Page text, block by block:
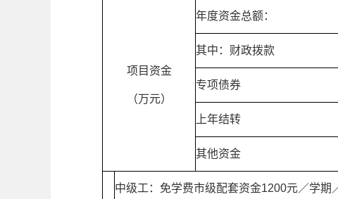
项目资金
（万元）
年度资金总额：
其中：财政拨款
专项债券
上年结转
其他资金
中级工：免学费市级配套资金1200元／学